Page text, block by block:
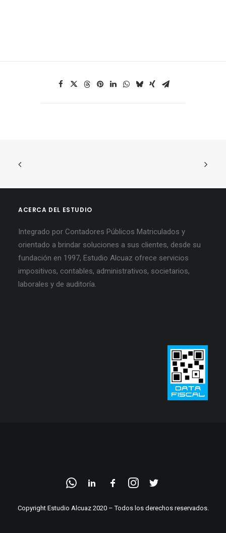
ACERCA DEL ESTUDIO
Integrado por Contadores Públicos Matriculados y
orientado a brindar soluciones a sus clientes, desde su
fundación en 1997, Estudio Alcuaz ofrece servicios
impositivos, contables, administrativos, societarios,
laborales y de auditoría.
Copyright Estudio Alcuaz 2020 – Todos los derechos reservados.